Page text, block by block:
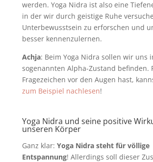
werden. Yoga Nidra ist also eine
in der wir durch geistige Ruhe
Unterbewusstsein zu erforschen und
besser kennenzulernen.
Achja: Beim Yoga Nidra sollen wir uns
sogenannten Alpha-Zustand befinden.
Fragezeichen vor den Augen hast,
zum Beispiel nachlesen!
Yoga Nidra und seine positive
unseren Körper
Ganz klar: Yoga Nidra steht für völlige
Entspannung! Allerdings soll dieser